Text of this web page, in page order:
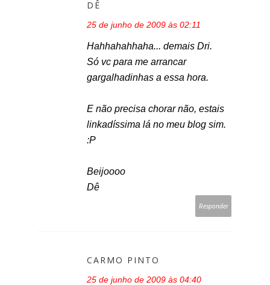
DÊ
25 de junho de 2009 às 02:11
Hahhahahhaha... demais Dri.
Só vc para me arrancar
gargalhadinhas a essa hora.
E não precisa chorar não, estais
linkadíssima lá no meu blog sim.
:P
Beijoooo
Dê
Responder
CARMO PINTO
25 de junho de 2009 às 04:40